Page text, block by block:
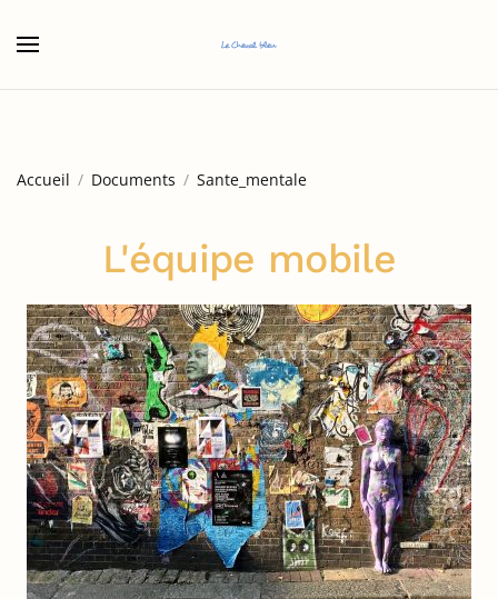
Accueil Documents Sante_mentale
L'équipe mobile